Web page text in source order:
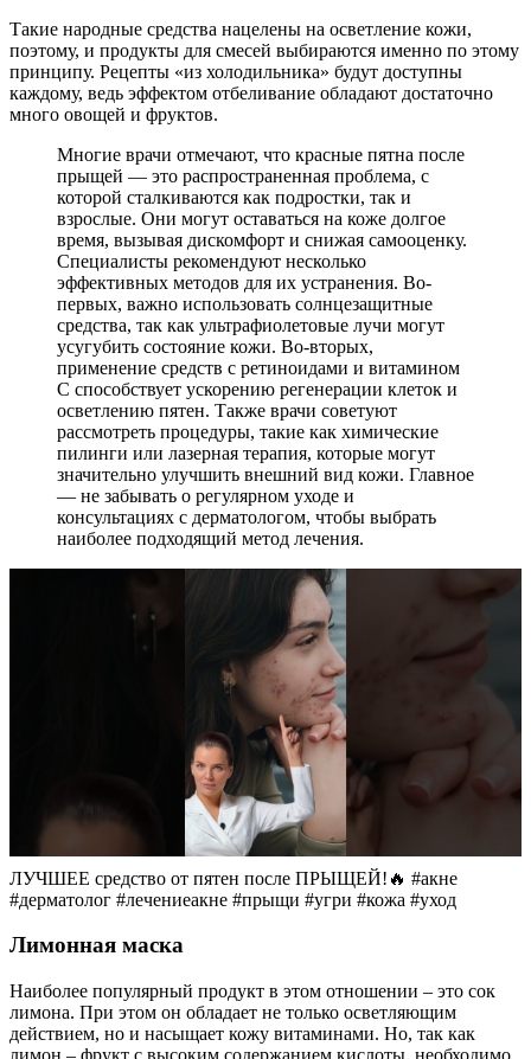
Такие народные средства нацелены на осветление кожи,
поэтому, и продукты для смесей выбираются именно по этому
принципу. Рецепты «из холодильника» будут доступны
каждому, ведь эффектом отбеливание обладают достаточно
много овощей и фруктов.
Многие врачи отмечают, что красные пятна после
прыщей — это распространенная проблема, с
которой сталкиваются как подростки, так и
взрослые. Они могут оставаться на коже долгое
время, вызывая дискомфорт и снижая самооценку.
Специалисты рекомендуют несколько
эффективных методов для их устранения. Во-
первых, важно использовать солнцезащитные
средства, так как ультрафиолетовые лучи могут
усугубить состояние кожи. Во-вторых,
применение средств с ретиноидами и витамином
C способствует ускорению регенерации клеток и
осветлению пятен. Также врачи советуют
рассмотреть процедуры, такие как химические
пилинги или лазерная терапия, которые могут
значительно улучшить внешний вид кожи. Главное
— не забывать о регулярном уходе и
консультациях с дерматологом, чтобы выбрать
наиболее подходящий метод лечения.
ЛУЧШЕЕ средство от пятен после ПРЫЩЕЙ!🔥 #акне
#дерматолог #лечениеакне #прыщи #угри #кожа #уход
Лимонная маска
Наиболее популярный продукт в этом отношении – это сок
лимона. При этом он обладает не только осветляющим
действием, но и насыщает кожу витаминами. Но, так как
лимон – фрукт с высоким содержанием кислоты, необходимо